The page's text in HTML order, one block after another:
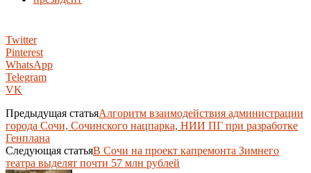
Twitter
Pinterest
WhatsApp
Telegram
VK
Предыдущая статьяАлгоритм взаимодействия администрации
города Сочи, Сочинского нацпарка, НИИ ПГ при разработке
Генплана
Следующая статьяВ Сочи на проект капремонта Зимнего
театра выделят почти 57 млн рублей